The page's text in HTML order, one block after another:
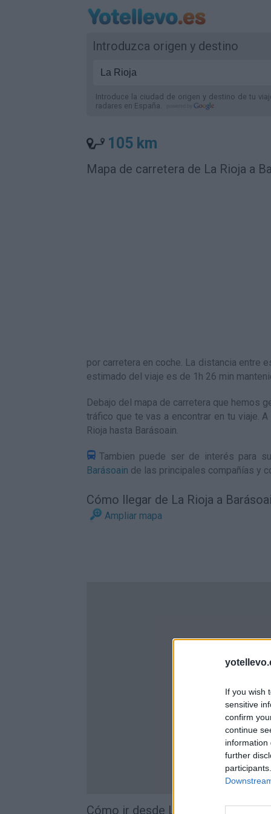
If you wish
sensitive
confirm
continue
information
further
Introduzca origen y destino
Introduce la ciudad de origen y destino de tu
radares en España.
105 km
Mapa de carretera de La Rioja a
por carretera en coche. La distancia entre
estimado del viaje es de 1h 26 min
Debajo del mapa de carretera que hemos
tráfico que te vas a encontrar en tu viaje.
Rioja hasta Barásoain.
Tambien puede ser de interés para
Barásoain de las principales compañías y
Cómo llegar de La Rioja a
Ampliar mapa
Cómo ir desde La Rioja a